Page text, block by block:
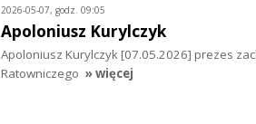
2026-05-07, godz. 09:05
Apoloniusz Kurylczyk
Apoloniusz Kurylczyk [07.05.2026] prezes
Ratowniczego » więcej